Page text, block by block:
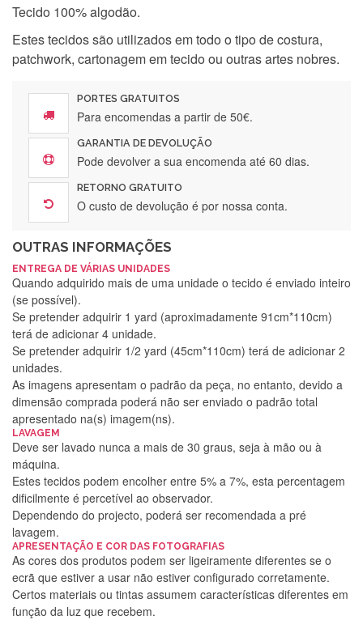
Tecido 100% algodão.
Estes tecidos são utilizados em todo o tipo de costura,
patchwork, cartonagem em tecido ou outras artes nobres.
PORTES GRATUITOS
Para encomendas a partir de 50€.
GARANTIA DE DEVOLUÇÃO
Pode devolver a sua encomenda até 60 dias.
RETORNO GRATUITO
O custo de devolução é por nossa conta.
OUTRAS INFORMAÇÕES
ENTREGA DE VÁRIAS UNIDADES
Quando adquirido mais de uma unidade o tecido é enviado inteiro
(se possível).
Se pretender adquirir 1 yard (aproximadamente 91cm*110cm)
terá de adicionar 4 unidade.
Se pretender adquirir 1/2 yard (45cm*110cm) terá de adicionar 2
unidades.
As imagens apresentam o padrão da peça, no entanto, devido a
dimensão comprada poderá não ser enviado o padrão total
apresentado na(s) imagem(ns).
LAVAGEM
Deve ser lavado nunca a mais de 30 graus, seja à mão ou à
máquina.
Estes tecidos podem encolher entre 5% a 7%, esta percentagem
dificilmente é percetível ao observador.
Dependendo do projecto, poderá ser recomendada a pré
lavagem.
APRESENTAÇÃO E COR DAS FOTOGRAFIAS
As cores dos produtos podem ser ligeiramente diferentes se o
ecrã que estiver a usar não estiver configurado corretamente.
Certos materiais ou tintas assumem características diferentes em
função da luz que recebem.
Silvia Lopes
Encomenda direitinha. Rapidez e segurança. Volto a
encomendar.